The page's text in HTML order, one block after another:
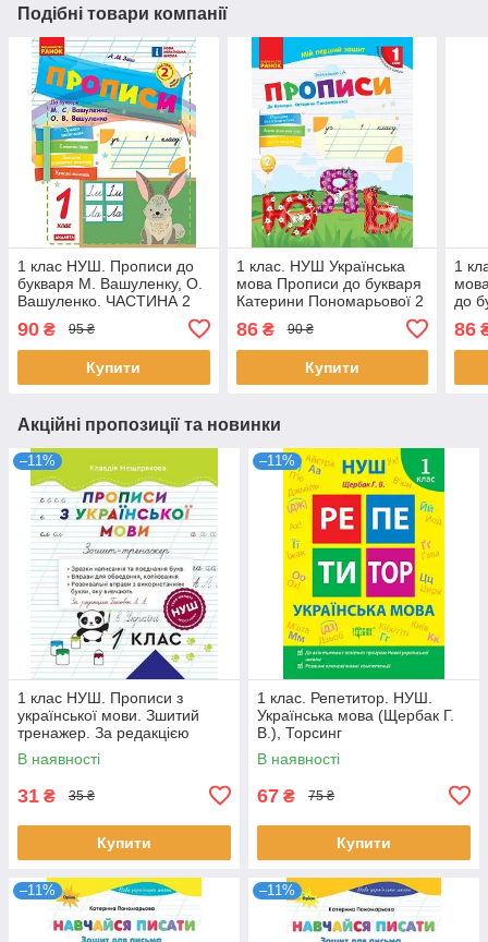
Подібні товари компанії
1 клас НУШ. Прописи до
букваря М. Вашуленку, О.
Вашуленко. ЧАСТИНА 2
90 ₴ 95 ₴
Купити
1 клас. НУШ Українська
мова Прописи до букваря
Катерини Пономарьової 2
І.А.), Ранок
86₴ 90 ₴
Купити
1
до
86
Акційні пропозиції та новинки
–11%
1 клас НУШ. Прописи з
української мови. Зшитий
тренажер. За редакцією
Гайової Л. А. (Мещерякова
К.), Весна
В наявності
31 ₴ 35 ₴
Купити
–11%
1 клас. Репетитор. НУШ.
Українська мова (Щербак Г.
В.), Торсинг
В наявності
67 ₴ 75 ₴
Купити
–11% –11%